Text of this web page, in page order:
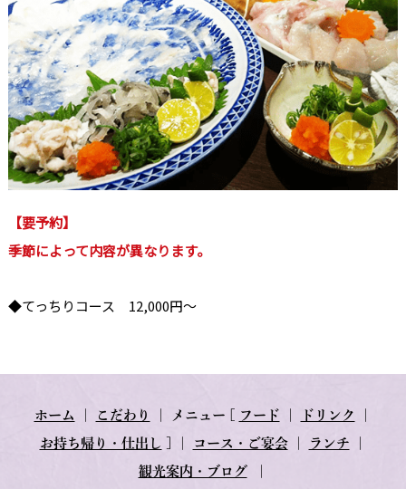
【要予約】
季節によって内容が異なります。
◆てっちりコース 12,000円～
ホーム こだわり メニュー フード ドリンク
お持ち帰り・仕出し コース・ご宴会｜ ランチ
観光案内・ブログ｜